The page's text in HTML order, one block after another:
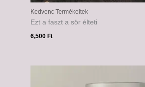
Kedvenc Termékeitek
Ezt a faszt a sör élteti
6,500Ft